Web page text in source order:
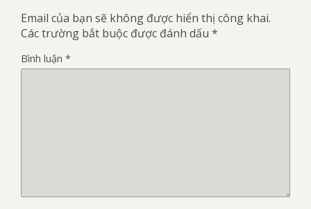
Email của bạn sẽ không được hiển thị công khai.
Các trường bắt buộc được đánh dấu *
Bình luận *